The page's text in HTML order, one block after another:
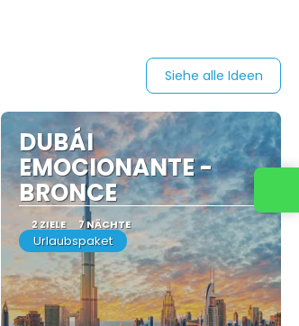
Siehe alle Ideen
DUBÁI
EMOCIONANTE -
BRONCE
2 ZIELE 7 NÄCHTE
Urlaubspaket
Kontaktieren Sie uns